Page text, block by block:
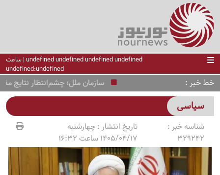
undefined undefined undefined undefined | ساعت
undefined:undefined
خط خبر سازمان ملل؛ چشم‌انتظار نتایج
سیاسی
شناسه خبر :
329242
تاریخ انتشار :چهارشنبه
1405/04/17 ساعت 16:32